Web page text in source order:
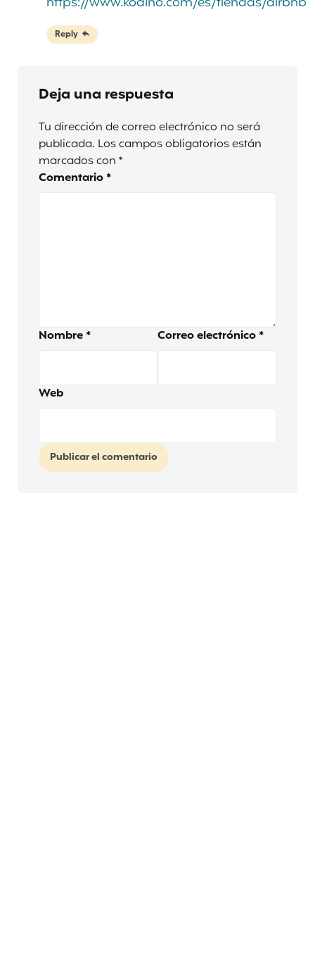
Reply
Deja una respuesta
Tu dirección de correo electrónico no será
publicada. Los campos obligatorios están
marcados con *
Comentario *
Nombre * Correo electrónico *
Web